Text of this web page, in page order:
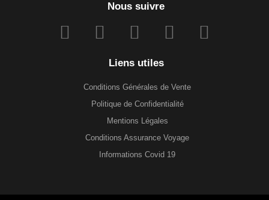
Nous suivre
Liens utiles
Conditions Générales de Vente
Politique de Confidentialité
Mentions Légales
Conditions Assurance Voyage
Informations Covid 19